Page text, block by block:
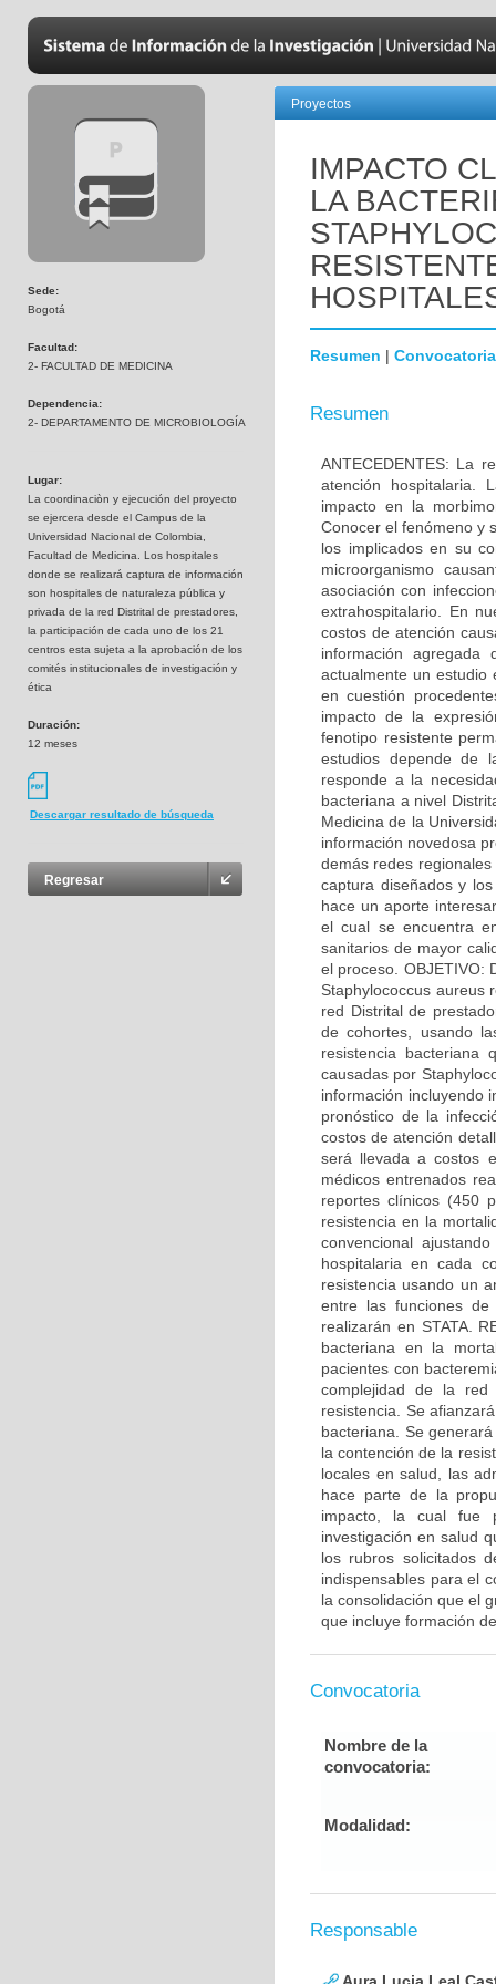
Sede:
Bogotá
Facultad:
2- FACULTAD DE MEDICINA
Dependencia:
2- DEPARTAMENTO DE MICROBIOLOGÍA
Lugar:
La coordinaciòn y ejecución del proyecto
se ejercera desde el Campus de la
Universidad Nacional de Colombia,
Facultad de Medicina. Los hospitales
donde se realizará captura de información
son hospitales de naturaleza pública y
privada de la red Distrital de prestadores,
la participación de cada uno de los 21
centros esta sujeta a la aprobación de los
comités institucionales de investigación y
ética
Duración:
12 meses
Descargar resultado de búsqueda
Regresar
Proyectos
IMPACTO
LA
Resumen | Convocatoria
Resumen
ANTECEDENTES: La
atención hospitalaria.
impacto en la
Conocer el fenómeno y
los implicados en su
microorganismo
asociación con
extrahospitalario. En
costos de atención
información agregada
actualmente un estudio
en cuestión
impacto de la
fenotipo resistente
estudios depende de
responde a la
bacteriana a nivel
Medicina de la
información novedosa
demás redes
captura diseñados y
hace un aporte
el cual se encuentra
sanitarios de mayor
el proceso. OBJETIVO:
Staphylococcus aureus
red Distrital de
de cohortes, usando
resistencia bacteriana
causadas por
información incluyendo
pronóstico de la
costos de atención
será llevada a costos
médicos entrenados
reportes clínicos (450
resistencia en la
convencional
hospitalaria en cada
resistencia usando un
entre las funciones
realizarán en STATA.
bacteriana en la
pacientes con
complejidad de la red
resistencia. Se
bacteriana. Se
la contención de la
locales en salud, las
hace parte de la
impacto, la cual fue
investigación en salud
los rubros solicitados
indispensables para el
la consolidación que el
que incluye formación
Convocatoria
Nombre de la
convocatoria:
Modalidad:
Responsable